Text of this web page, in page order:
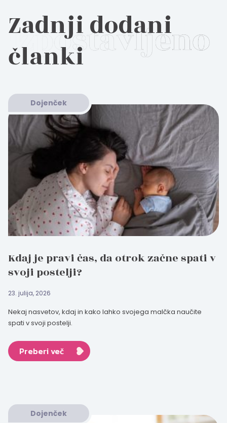
Zadnji dodani
članki
Dojenček
Kdaj je pravi čas, da otrok začne spati v
svoji postelji?
23. julija, 2026
Nekaj nasvetov, kdaj in kako lahko svojega malčka naučite
spati v svoji postelji.
Preberi več
Dojenček